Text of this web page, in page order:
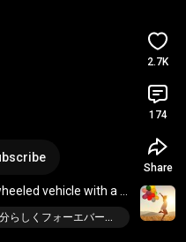
vehicle with a
自分らしくフォーエバーシャイン · Love Step
2.7K
174
Share